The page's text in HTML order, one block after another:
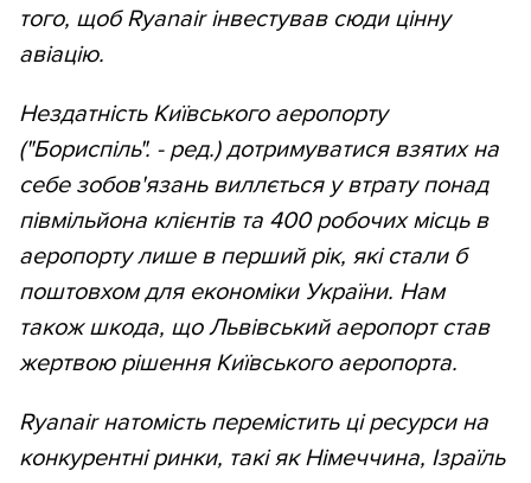
того, щоб Ryanair інвестував сюди цінну
авіацію.
Нездатність Київського аеропорту
("Бориспіль". - ред.) дотримуватися взятих на
себе зобов'язань виллється у втрату понад
півмільйона клієнтів та 400 робочих місць в
аеропорту лише в перший рік, які стали б
поштовхом для економіки України. Нам
також шкода, що Львівський аеропорт став
жертвою рішення Київського аеропорта.
Ryanair натомість перемістить ці ресурси на
конкурентні ринки, такі як Німеччина, Ізраїль